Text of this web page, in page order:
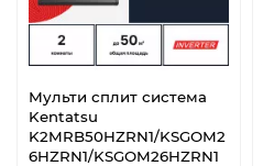
Мульти сплит система
Kentatsu
K2MRB50HZRN1/KSGOM2
6HZRN1/KSGOM26HZRN1